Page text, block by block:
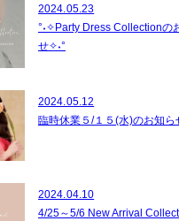
2024.05.23
°˖✧Party Dress Collectionの
せ✧˖°
2024.05.12
臨時休業５/１５(水)のお知ら
2024.04.10
4/25～5/6 New Arrival